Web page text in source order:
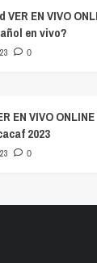
EN VIVO
en vivo?
0
EN VIVO ONLINE
2023
0